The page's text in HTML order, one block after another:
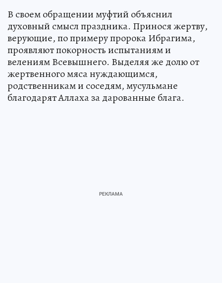
В своем обращении муфтий объяснил
духовный смысл праздника. Принося жертву,
верующие, по примеру пророка Ибрагима,
проявляют покорность испытаниям и
велениям Всевышнего. Выделяя же долю от
жертвенного мяса нуждающимся,
родственникам и соседям, мусульмане
благодарят Аллаха за дарованные блага.